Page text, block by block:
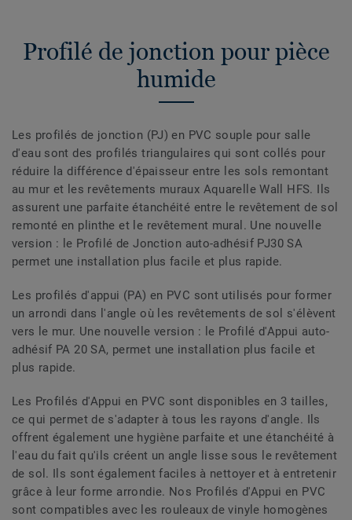
Profilé de jonction pour pièce
humide
Les profilés de jonction (PJ) en PVC souple pour salle
d'eau sont des profilés triangulaires qui sont collés pour
réduire la différence d'épaisseur entre les sols remontant
au mur et les revêtements muraux Aquarelle Wall HFS. Ils
assurent une parfaite étanchéité entre le revêtement de sol
remonté en plinthe et le revêtement mural. Une nouvelle
version : le Profilé de Jonction auto-adhésif PJ30 SA
permet une installation plus facile et plus rapide.
Les profilés d'appui (PA) en PVC sont utilisés pour former
un arrondi dans l'angle où les revêtements de sol s'élèvent
vers le mur. Une nouvelle version : le Profilé d'Appui auto-
adhésif PA 20 SA, permet une installation plus facile et
plus rapide.
Les Profilés d'Appui en PVC sont disponibles en 3 tailles,
ce qui permet de s'adapter à tous les rayons d'angle. Ils
offrent également une hygiène parfaite et une étanchéité à
l'eau du fait qu'ils créent un angle lisse sous le revêtement
de sol. Ils sont également faciles à nettoyer et à entretenir
grâce à leur forme arrondie. Nos Profilés d'Appui en PVC
sont compatibles avec les rouleaux de vinyle homogènes